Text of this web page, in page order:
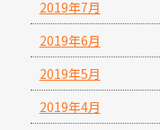
2019年7月
2019年6月
2019年5月
2019年4月